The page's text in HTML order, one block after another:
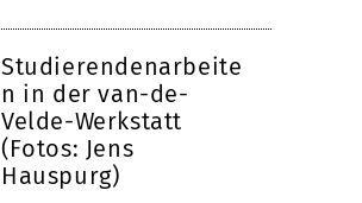
Studierendenarbeite
n in der van-de-
Velde-Werkstatt
(Fotos: Jens
Hauspurg)